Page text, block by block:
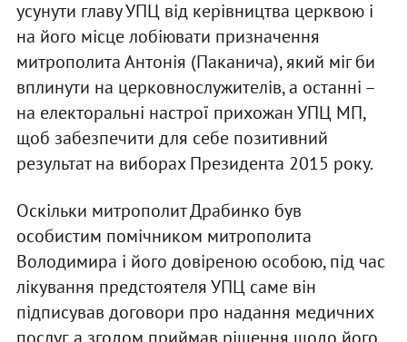
усунути главу УПЦ від керівництва церквою і
на його місце лобіювати призначення
митрополита Антонія (Паканича), який міг би
вплинути на церковнослужителів, а останні –
на електоральні настрої прихожан УПЦ МП,
щоб забезпечити для себе позитивний
результат на виборах Президента 2015 року.
Оскільки митрополит Драбинко був
особистим помічником митрополита
Володимира і його довіреною особою, під час
лікування предстоятеля УПЦ саме він
підписував договори про надання медичних
послуг, а згодом приймав рішення щодо його